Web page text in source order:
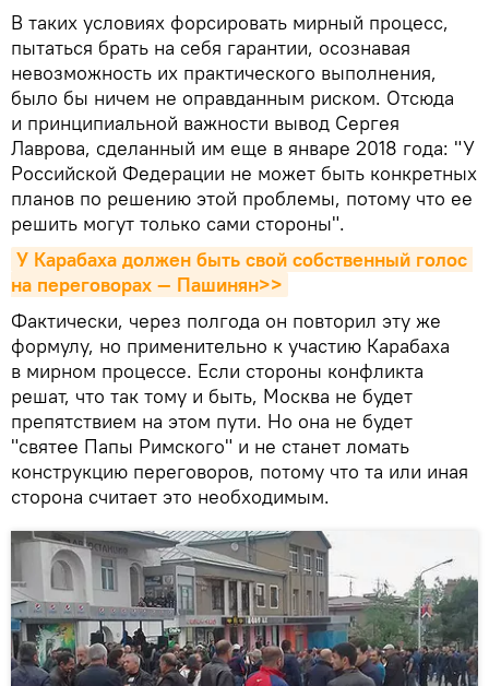
В таких условиях форсировать мирный процесс,
пытаться брать на себя гарантии, осознавая
невозможность их практического выполнения,
было бы ничем не оправданным риском. Отсюда
и принципиальной важности вывод Сергея
Лаврова, сделанный им еще в январе 2018 года: "У
Российской Федерации не может быть конкретных
планов по решению этой проблемы, потому что ее
решить могут только сами стороны".
У Карабаха должен быть свой собственный голос
на переговорах — Пашинян>>
Фактически, через полгода он повторил эту же
формулу, но применительно к участию Карабаха
в мирном процессе. Если стороны конфликта
решат, что так тому и быть, Москва не будет
препятствием на этом пути. Но она не будет
"святее Папы Римского" и не станет ломать
конструкцию переговоров, потому что та или иная
сторона считает это необходимым.